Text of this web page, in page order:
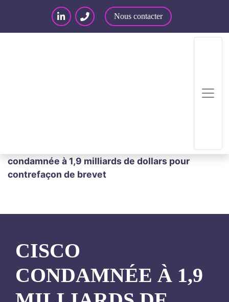
Nous contacter
condamnée à 1,9 milliards de dollars pour
contrefaçon de brevet
CISCO
CONDAMNÉE À 1,9